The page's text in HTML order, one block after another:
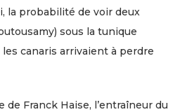
la probabilité de voir deux
sous la tunique
canaris arrivaient à perdre
de Franck Haise, l’entraîneur du